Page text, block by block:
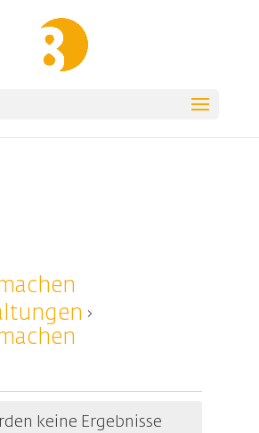
keine Ergebnisse